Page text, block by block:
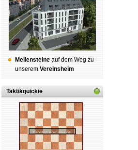
Mei­len­stei­ne auf dem Weg zu
un­se­rem Ver­eins­heim
Taktikquickie